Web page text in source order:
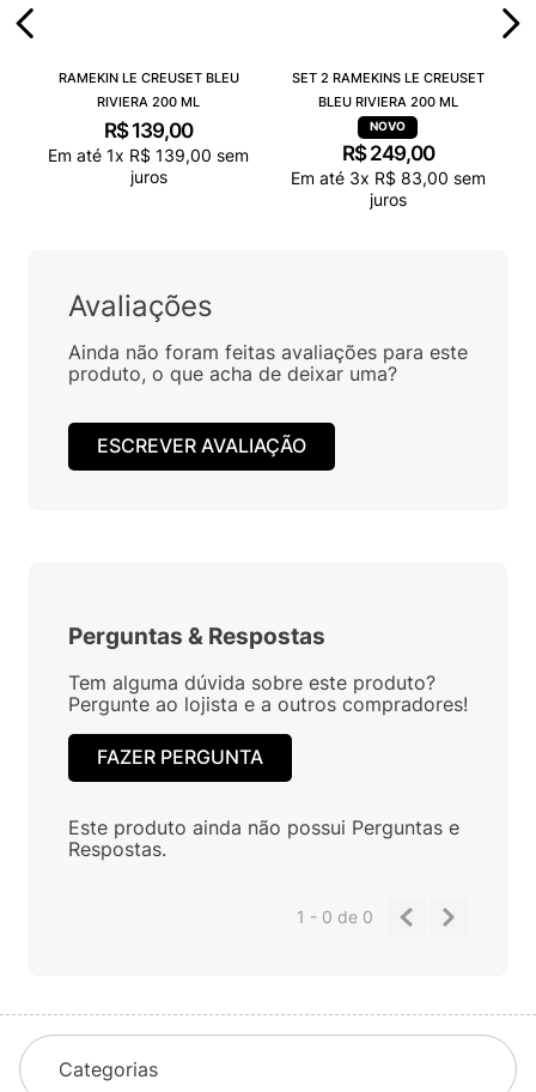
RAMEKIN LE CREUSET BLEU
RIVIERA 200 ML
R$ 139,00
Em até 1x R$ 139,00 sem
juros
SET 2 RAMEKINS LE CREUSET
BLEU RIVIERA 200 ML
R$ 249,00
Em até 3x R$ 83,00 sem
juros
Avaliações
Ainda não foram feitas avaliações para este
produto, o que acha de deixar uma?
ESCREVER AVALIAÇÃO
Perguntas & Respostas
Tem alguma dúvida sobre este produto?
Pergunte ao lojista e a outros compradores!
FAZER PERGUNTA
Este produto ainda não possui Perguntas e
Respostas.
1 - 0de 0
Categorias